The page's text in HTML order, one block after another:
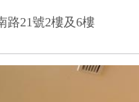
路21號2樓及6樓